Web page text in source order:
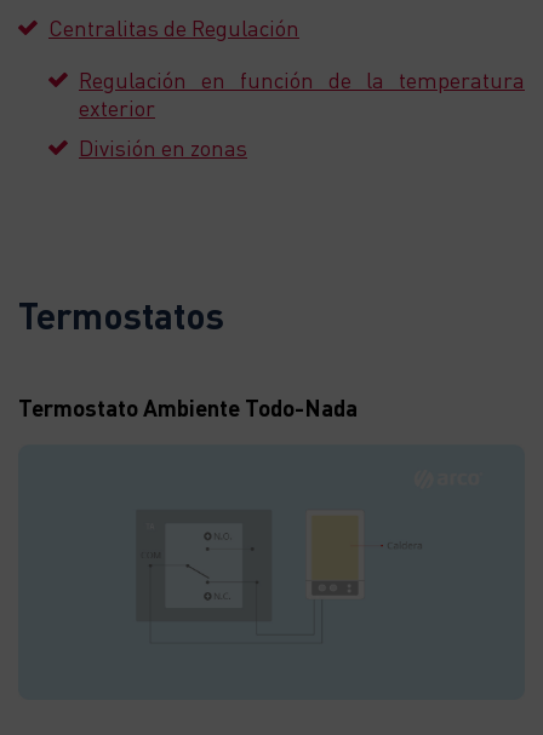
Centralitas de Regulación
Regulación en función de la temperatura
exterior
División en zonas
Termostatos
Termostato Ambiente Todo-Nada